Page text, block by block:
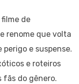
de
renome que volta
e suspense.
e roteiros
fãs do gênero.